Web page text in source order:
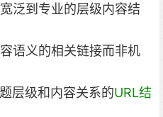
泛到专业的层级内容结
语义的相关链接而非机
层级和内容关系的URL结